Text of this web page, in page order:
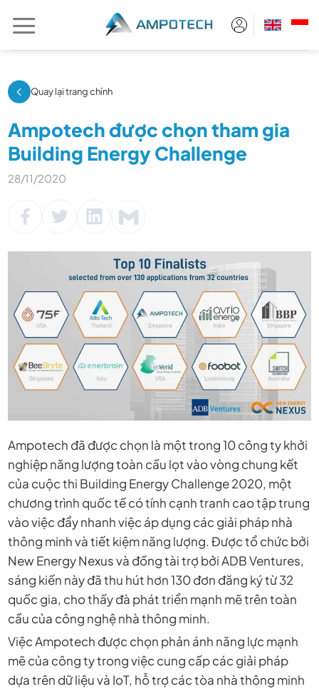
đến
Quay lại trang chính
Ampotech được chọn tham gia
Building Energy Challenge
28/11/2020
Ampotech đã được chọn là một trong 10 công ty khởi
nghiệp năng lượng toàn cầu lọt vào vòng chung kết
của cuộc thi Building Energy Challenge 2020, một
chương trình quốc tế có tính cạnh tranh cao tập trung
vào việc đẩy nhanh việc áp dụng các giải pháp nhà
thông minh và tiết kiệm năng lượng. Được tổ chức bởi
New Energy Nexusvà đồng tài trợ bởiADB Ventures,
sáng kiến ​​này đã thu hút hơn 130 đơn đăng ký từ 32
quốc gia, cho thấy đà phát triển mạnh mẽ trên toàn
cầu của công nghệ nhà thông minh.
Việc Ampotech được chọn phản ánh năng lực mạnh
mẽ của công ty trong việc cung cấp các giải pháp
dựa trên dữ liệu và IoT, hỗ trợ các tòa nhà thông minh